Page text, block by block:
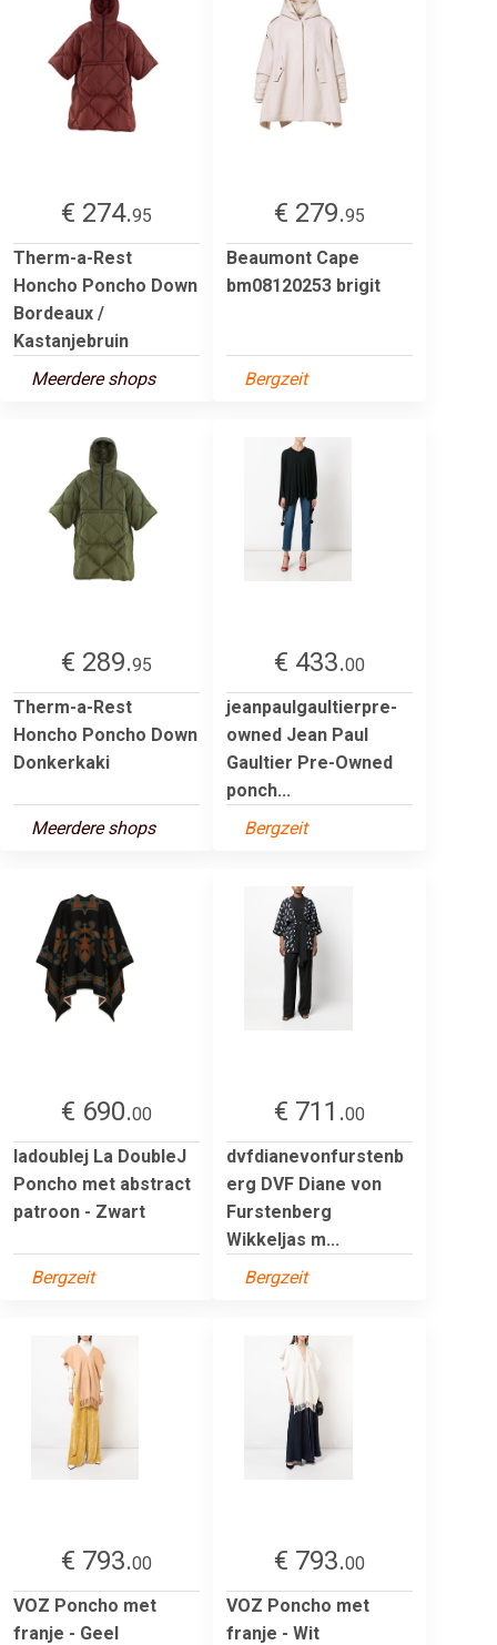
€ 274.95
Therm-a-Rest
Honcho Poncho Down
Bordeaux /
Kastanjebruin
Meerdere shops
€ 279.95
Beaumont Cape
bm08120253 brigit
Bergzeit
€ 289.95
Therm-a-Rest
Honcho Poncho Down
Donkerkaki
Meerdere shops
€ 433.00
jeanpaulgaultierpre-
owned Jean Paul
Gaultier Pre-Owned
ponch...
Bergzeit
€ 690.00
ladoublej La DoubleJ
Poncho met abstract
patroon - Zwart
Bergzeit
€ 711.00
dvfdianevonfurstenb
erg DVF Diane von
Furstenberg
Wikkeljas m...
Bergzeit
€ 793.00
VOZ Poncho met
franje - Geel
€ 793.00
VOZ Poncho met
franje - Wit